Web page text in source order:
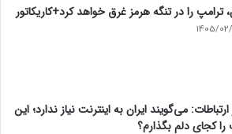
ترامپ را در تنگه هرمز غرق خواهد کرد+کاریکاتور
1405/
می‌گویند ایران به اینترنت نیاز ندارد؛ این
کجای دلم بگذارم؟